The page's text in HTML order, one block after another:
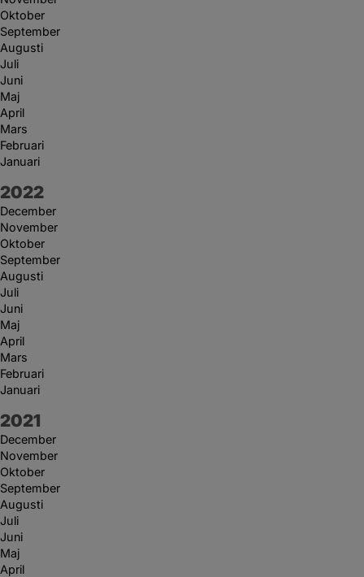
Oktober
September
Augusti
Juli
Juni
Maj
April
Mars
Februari
Januari
År:
2022
December
November
Oktober
September
Augusti
Juli
Juni
Maj
April
Mars
Februari
Januari
År:
2021
December
November
Oktober
September
Augusti
Juli
Juni
Maj
April